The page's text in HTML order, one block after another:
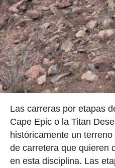
Las carreras por etapas
Cape Epic o la Titan
históricamente un
de carretera que quieren
en esta disciplina. Las